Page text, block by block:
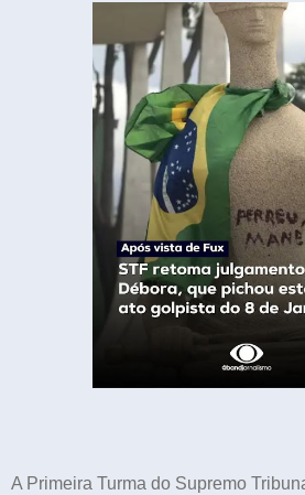
A Primeira Turma do Supremo